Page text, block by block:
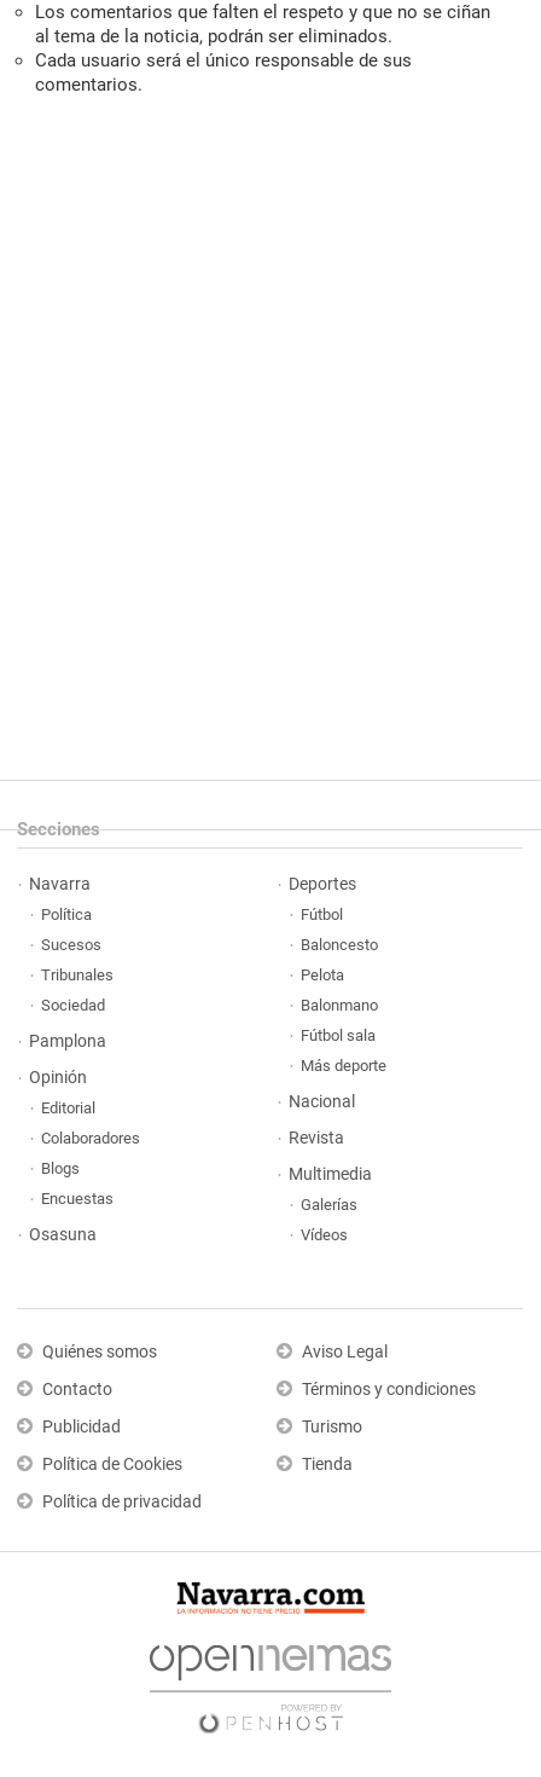
Los comentarios que falten el respeto y que no se ciñan
al tema de la noticia, podrán ser eliminados.
Cada usuario será el único responsable de sus
comentarios.
Secciones
Navarra
Política
Sucesos
Tribunales
Sociedad
Pamplona
Opinión
Editorial
Colaboradores
Blogs
Encuestas
Osasuna
Deportes
Fútbol
Baloncesto
Pelota
Balonmano
Fútbol sala
Más deporte
Nacional
Revista
Multimedia
Galerías
Vídeos
Quiénes somos
Contacto
Publicidad
Política de Cookies
Política de privacidad
Aviso Legal
Términos y condiciones
Turismo
Tienda